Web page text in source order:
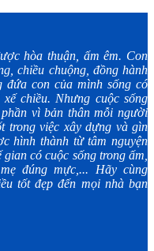
hòa thuận, ấm êm. Con
chiều chuộng, đồng hành
đứa con của mình sống có
chiều. Nhưng cuộc sống
vì bản thân mỗi người
trong việc xây dựng và gìn
hình thành từ tâm nguyện
có cuộc sống trong ấm,
đúng mực,... Hãy cùng
tốt đẹp đến mọi nhà bạn